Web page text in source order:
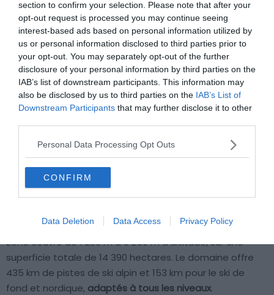
section to confirm your selection. Please note that after your
opt-out request is processed you may continue seeing
interest-based ads based on personal information utilized by
us or personal information disclosed to third parties prior to
your opt-out. You may separately opt-out of the further
disclosure of your personal information by third parties on the
IAB’s list of downstream participants. This information may
also be disclosed by us to third parties on the IAB’s List of
Downstream Participants that may further disclose it to other
Personal Data Processing Opt Outs
CONFIRM
Data Deletion Data Access Privacy Policy
Shutterstock – Peter Gudella
Pourquoi nous l’avons sélectionné :
immensité. Avec unréseau de pistes s’étendant sur près
de 425 km, ce domaine se distingue comme l’un des plus
vastes d’Europe, offrant une expérience de ski inégalée.
stations bien connues commeLa Plagneet Les Arcs
zone couvre de 1 200 m à 3 250 m d’altitude, sur une
superficie totale de 14 390 hectares. Le domaine offre
435 km de pistes de ski alpin et 153 km pour le ski de
fond et nordique, adaptés à tous les niveaux.